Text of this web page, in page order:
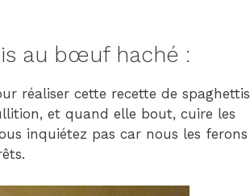
au bœuf haché :
réaliser cette recette de spaghettis
et quand elle bout, cuire les
inquiétez pas car nous les ferons